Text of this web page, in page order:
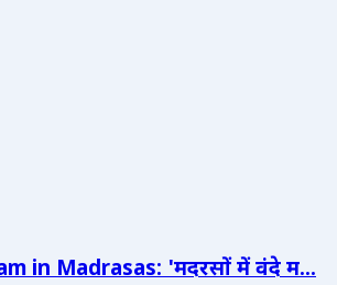
in Madrasas: 'मदरसों में वंदे म...